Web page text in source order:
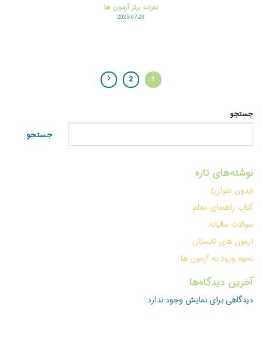
نفرات برتر آزمون ها
2025-07-28
1
2
جستجو
جستجو
نوشته‌های تازه
(بدون عنوان)
کتاب راهنمای معلم
سوالات سالیانه
ازمون های تابستان
نحوه ورود به آزمون ها
آخرین دیدگاه‌ها
دیدگاهی برای نمایش وجود ندارد.